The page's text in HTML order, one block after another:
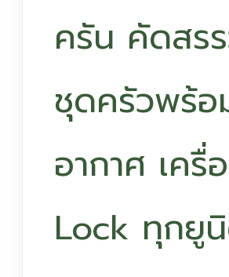
ครัน คัดสร
ชุดครัวพร้
อากาศ เค
Lock ทุกยู